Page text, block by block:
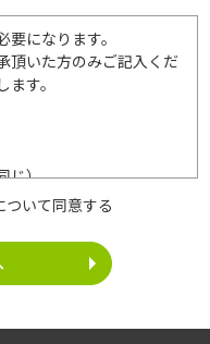
になります。
頂いた方のみご記入くだ
す。
じ）
的達成の範囲内において
いて同意する